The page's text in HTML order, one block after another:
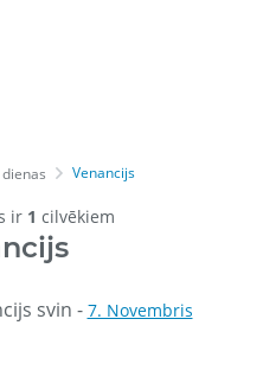
Venancijs
ir 1 cilvēkiem
svin - 7. Novembris